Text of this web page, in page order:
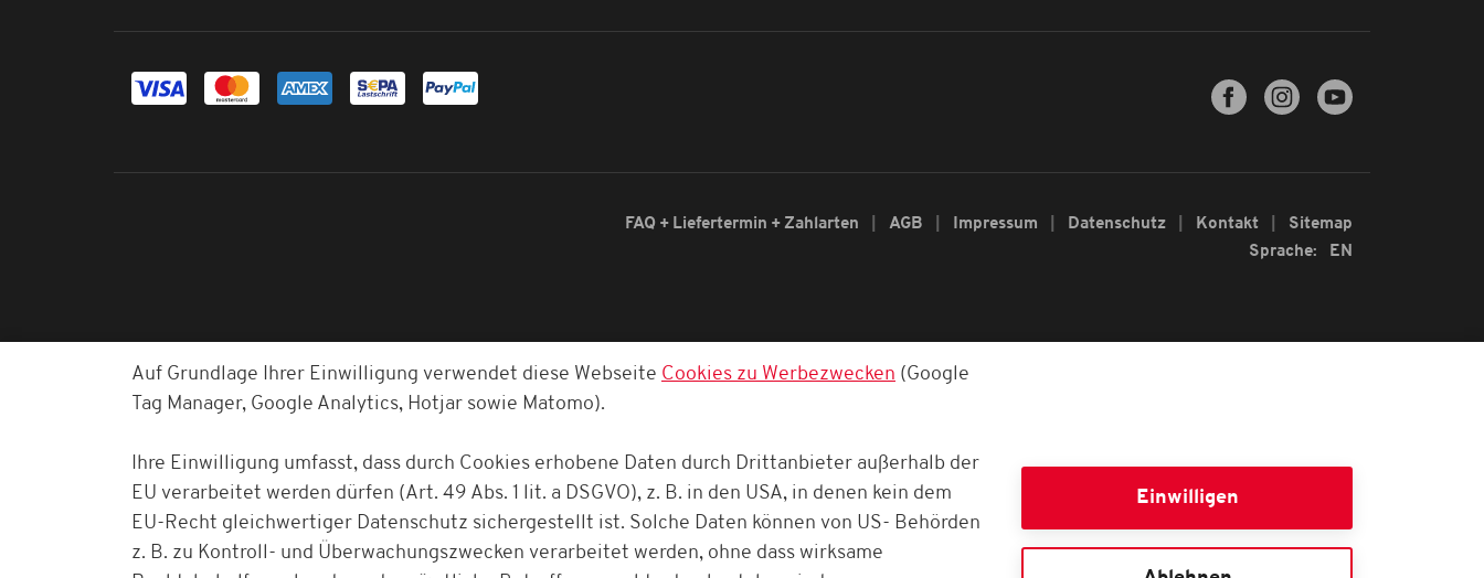
FAQ + Liefertermin + Zahlarten AGB Impressum Datenschutz Kontakt
Sitemap
Sprache:
EN
Auf Grundlage Ihrer Einwilligung verwendet diese Webseite Cookies zu Werbezwecken (Google
Tag Manager, Google Analytics, Hotjar sowie Matomo).
Ihre Einwilligung umfasst, dass durch Cookies erhobene Daten durch Drittanbieter außerhalb der
EU verarbeitet werden dürfen (Art. 49 Abs. 1 lit. a DSGVO), z. B. in den USA, in denen kein dem
EU-Recht gleichwertiger Datenschutz sichergestellt ist. Solche Daten können von US- Behörden
z. B. zu Kontroll- und Überwachungszwecken verarbeitet werden, ohne dass wirksame
Einwilligen